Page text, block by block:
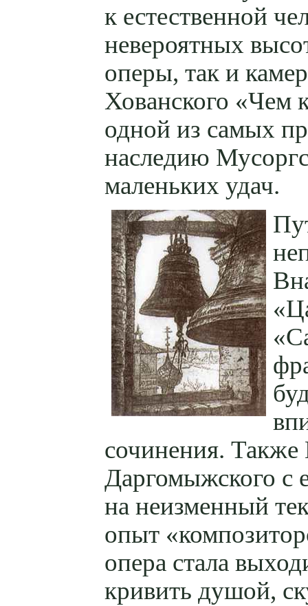
к естественной
невероятных
оперы, так и
Хованского «Чем
одной из самых
наследию
маленьких удач.
сочинения.
Даргомыжского с
на неизменный
опыт
опера стала
кривить душой,